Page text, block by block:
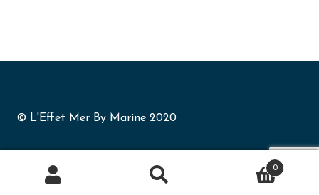
© L'Effet Mer By Marine 2020
Recherche
0